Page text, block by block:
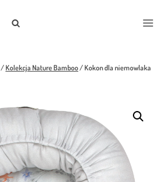
/Kolekcja Nature Bamboo/Kokon dla niemowlaka